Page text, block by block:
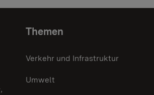
Themen
Verkehr und Infrastruktur
Umwelt